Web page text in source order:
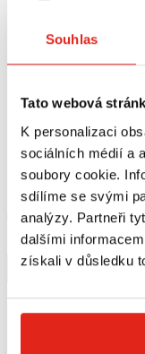
Souhlas
Tato webová
K personalizaci
sociálních médií a
soubory cookie.
sdílíme se svými
analýzy. Partneři
dalšími
získali v důsledku
1 209 Kč s DPH
HEALTECH MODUL
SVĚTLA BLP-U01
Skladem
V 5 prodejnách
Koupit